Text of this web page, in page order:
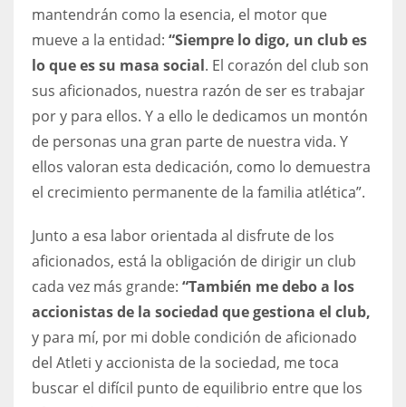
mantendrán como la esencia, el motor que
mueve a la entidad: “Siempre lo digo, un club es
lo que es su masa social. El corazón del club son
sus aficionados, nuestra razón de ser es trabajar
por y para ellos. Y a ello le dedicamos un montón
de personas una gran parte de nuestra vida. Y
ellos valoran esta dedicación, como lo demuestra
el crecimiento permanente de la familia atlética”.
Junto a esa labor orientada al disfrute de los
aficionados, está la obligación de dirigir un club
cada vez más grande: “También me debo a los
accionistas de la sociedad que gestiona el club,
y para mí, por mi doble condición de aficionado
del Atleti y accionista de la sociedad, me toca
buscar el difícil punto de equilibrio entre que los